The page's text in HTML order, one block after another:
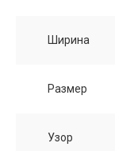
Ширина
Размер
Узор